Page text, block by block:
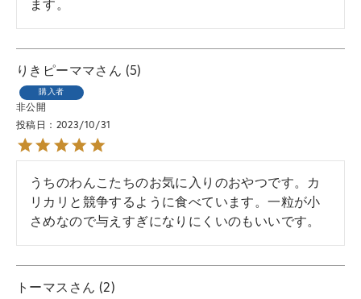
ます。
りきピーママ 5
購入者
非公開
投稿日
2023/10/31
うちのわんこたちのお気に入りのおやつです。カ
リカリと競争するように食べています。一粒が小
さめなので与えすぎになりにくいのもいいです。
トーマス 2